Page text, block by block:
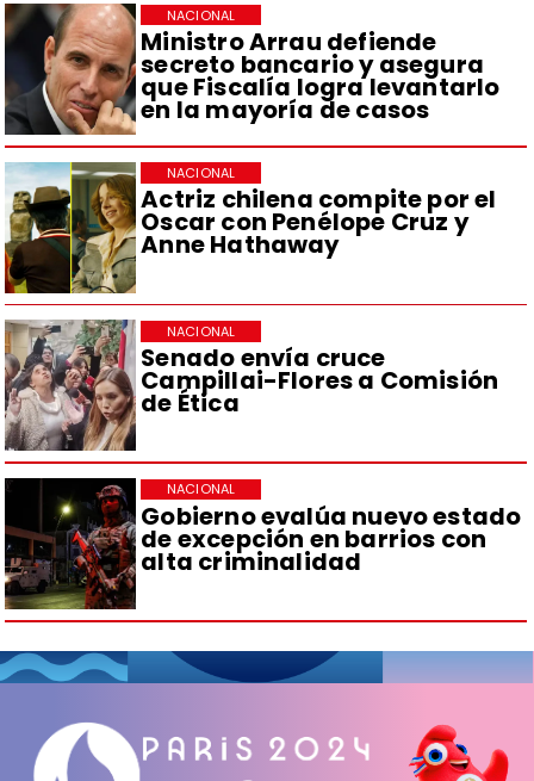
Ministro Arrau defiende
secreto bancario y asegura
que Fiscalía logra levantarlo
en la mayoría de casos
NACIONAL
Actriz chilena compite por el
Oscar con Penélope Cruz y
Anne Hathaway
NACIONAL
Senado envía cruce
Campillai-Flores a Comisión
de Ética
NACIONAL
Gobierno evalúa nuevo estado
de excepción en barrios con
alta criminalidad
NACIONAL